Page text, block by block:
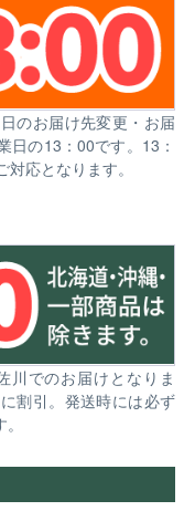
のお届け先変更・お届
日の13：00です。13：
応となります。
川でのお届けとなりま
割引。発送時には必ず